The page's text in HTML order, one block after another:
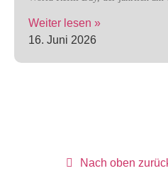
Weiter lesen »
16. Juni 2026
Nach oben